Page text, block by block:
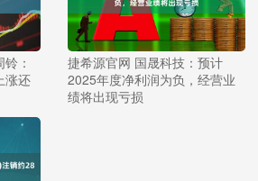
：
涨还
捷希源官网 国晟科技：预计
2025年度净利润为负，经营业
绩将出现亏损